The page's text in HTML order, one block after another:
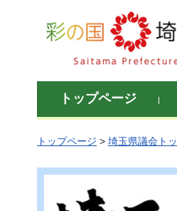
彩の国 埼玉県
トップページ
トップページ > 埼玉県議会ト